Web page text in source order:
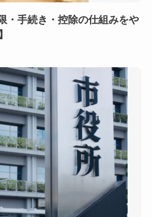
・手続き・控除の仕組みをや